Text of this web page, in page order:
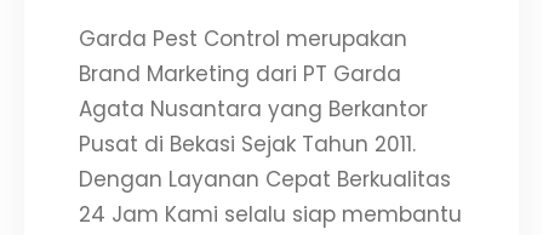
Garda Pest Control merupakan
Brand Marketing dari PT Garda
Agata Nusantara yang Berkantor
Pusat di Bekasi Sejak Tahun 2011.
Dengan Layanan Cepat Berkualitas
24 Jam Kami selalu siap membantu